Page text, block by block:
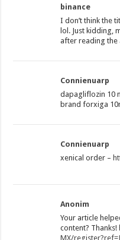
binance
I don’t think the
lol. Just kidding,
after reading the
Connienuarp
dapagliflozin 10
brand forxiga
Connienuarp
xenical order –
Anonim
Your article
content? Thanks!
MX/